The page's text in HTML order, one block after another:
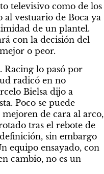
televisivo como de los
vestuario de Boca ya
de un plantel.
con la decisión del
o peor.
Racing lo pasó por
radicó en no
Bielsa dijo a
Poco se puede
mejoren de cara al arco,
tras el rebote de
sin embargo
equipo ensayado, con
cambio, no es un